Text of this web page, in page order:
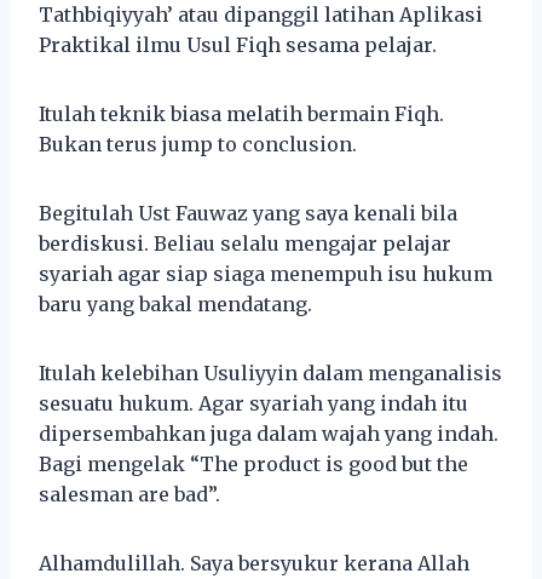
Tathbiqiyyah’ atau dipanggil latihan Aplikasi
Praktikal ilmu Usul Fiqh sesama pelajar.
Itulah teknik biasa melatih bermain Fiqh.
Bukan terus jump to conclusion.
Begitulah Ust Fauwaz yang saya kenali bila
berdiskusi. Beliau selalu mengajar pelajar
syariah agar siap siaga menempuh isu hukum
baru yang bakal mendatang.
Itulah kelebihan Usuliyyin dalam menganalisis
sesuatu hukum. Agar syariah yang indah itu
dipersembahkan juga dalam wajah yang indah.
Bagi mengelak “The product is good but the
salesman are bad”.
Alhamdulillah. Saya bersyukur kerana Allah